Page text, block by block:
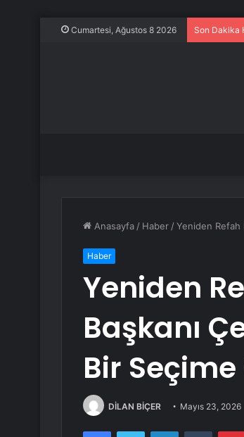
Cumartesi, Ağustos 8 2026 Son Dakika
Anasayfa / Haber /Yeniden Refah
Haber
Yeniden
Başkanı
Bir
DİLAN BİÇER Mayıs 23, 2026
FacebookTwitter LinkedInTumblr